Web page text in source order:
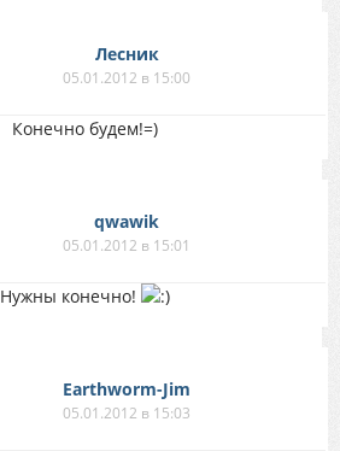
Лесник
05.01.2012 в 15:00
Конечно будем!=)
qwawik
05.01.2012 в 15:01
Нужны конечно!
Earthworm-Jim
05.01.2012 в 15:03